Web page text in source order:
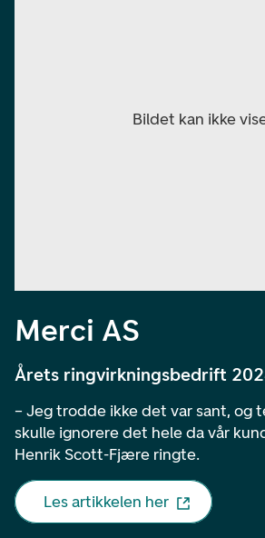
Merci AS
Årets ringvirkningsbedrift
– Jeg trodde ikke det var sant, og
skulle ignorere det hele da vår
Henrik Scott-Fjære ringte.
Les artikkelen her